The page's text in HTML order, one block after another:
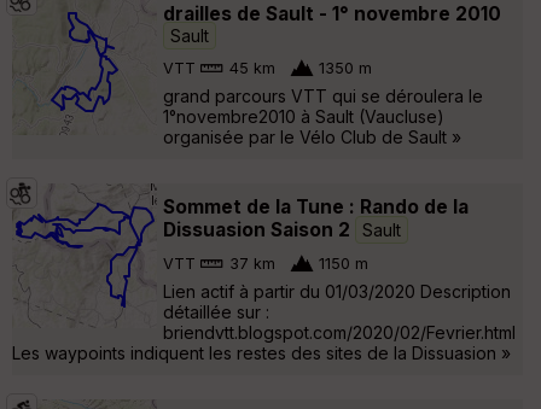
drailles de Sault - 1° novembre 2010
Sault
VTT 45 km 1350 m
grand parcours VTT qui se déroulera le
1°novembre2010 à Sault (Vaucluse)
organisée par le Vélo Club de Sault »
Sommet de la Tune : Rando de la
Dissuasion Saison 2
Sault
VTT 37 km 1150 m
Lien actif à partir du 01/03/2020 Description
détaillée sur :
briendvtt.blogspot.com/2020/02/Fevrier.html
Les waypoints indiquent les restes des sites de la Dissuasion »